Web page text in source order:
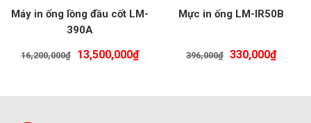
Máy in ống lồng đầu cốt LM-
390A
16,200,000₫
Giá
13,500,000₫Giá
Mực in ống LM-IR50B
396,000₫ Giá
330,000₫Giá